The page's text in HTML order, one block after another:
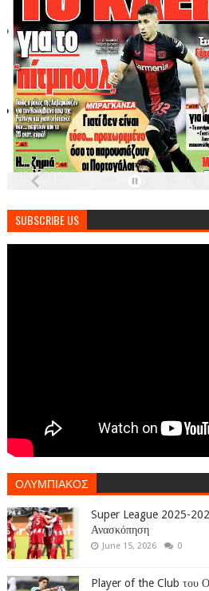
SUBSCRIBE US
ΟΛΥΜΠΙΑΚΟΣ
Super League 2025-
Ανασκόπηση
June 15, 2026 0
Player of the Club του